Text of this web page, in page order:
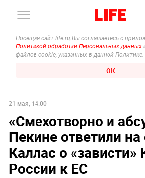
Посещая сайт life.ru, Вы соглашаетесь с
Политикой обработки Персональных данных
файлов cookie, указанных в данной Политике.
ОК
21 мая, 14:00
«Смехотворно и
Пекине ответили на
Каллас о «зависти»
России к ЕС